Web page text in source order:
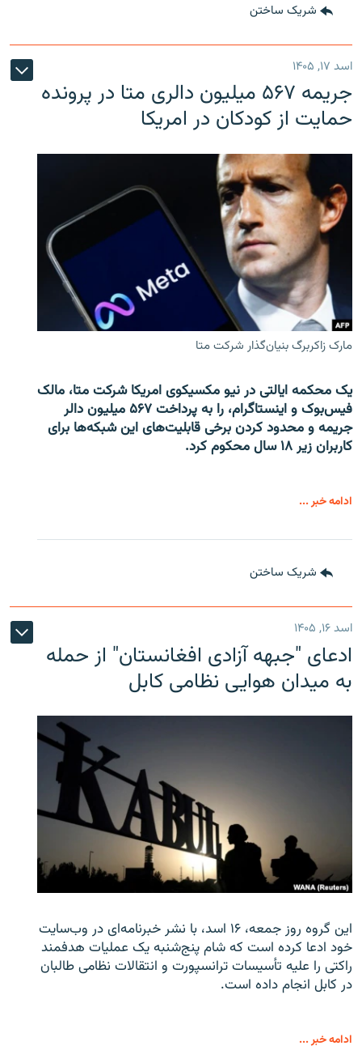
شریک ساختن
اسد ۱۷, ۱۴۰۵
جریمه ۵۶۷ میلیون دالری متا در پرونده
حمایت از کودکان در امریکا
مارک زاکربرگ بنیان‌گذار شرکت متا
یک محکمه ایالتی در نیو مکسیکوی امریکا شرکت متا، مالک
فیس‌بوک و اینستاگرام، را به پرداخت ۵۶۷ میلیون دالر
جریمه و محدود کردن برخی قابلیت‌های این شبکه‌ها برای
کاربران زیر ۱۸ سال محکوم کرد.
ادامه خبر ...
شریک ساختن
اسد ۱۶, ۱۴۰۵
ادعای "جبهه آزادی افغانستان" از حمله
به میدان هوایی نظامی کابل
این گروه روز جمعه، ۱۶ اسد، با نشر خبرنامه‌ای در وب‌سایت
خود ادعا کرده است که شام پنج‌شنبه یک عملیات هدفمند
راکتی را علیه تأسیسات ترانسپورت و انتقالات نظامی طالبان
در کابل انجام داده است.
ادامه خبر ...